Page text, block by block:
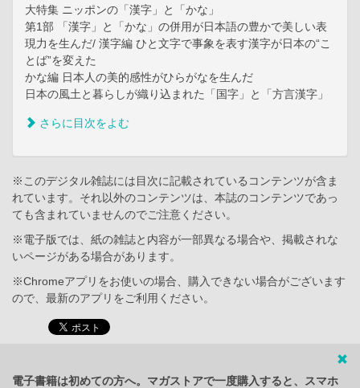
大特集 ニッポンの「漢字」と「かな」
第1部 「漢字」と「かな」の併用が日本語の豊かで美しい表
現力を生んだ/ 漢字編 ひと文字で事象を表す漢字が日本の“こ
とば”を変えた
かな編 日本人の美的感性がひらがなを生んだ
日本の風土と暮らしが織り込まれた「国字」と「方言漢字」
さらに目次をよむ
※このデジタル雑誌には目次に記載されているコンテンツが含ま
れています。それ以外のコンテンツは、本誌のコンテンツであっ
ても含まれていませんのでご注意ください。
※電子版では、紙の雑誌と内容が一部異なる場合や、掲載されな
いページがある場合があります。
※Chromeアプリをお使いの場合、購入できない場合がございます
ので、最新のアプリをご利用ください。
電子書籍は初めての方へ。マガストアで一度購入すると、スマホ